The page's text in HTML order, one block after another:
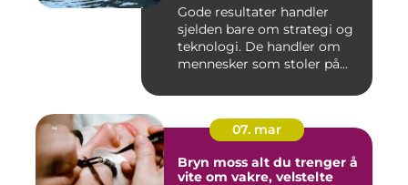
Gode resultater handler
sjelden bare om strategi og
teknologi. De handler om
mennesker som stoler på...
07. mar
Bryn moss alt du trenger å
vite om vakre, velstelte